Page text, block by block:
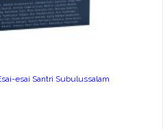
esai Santri Subulussalam